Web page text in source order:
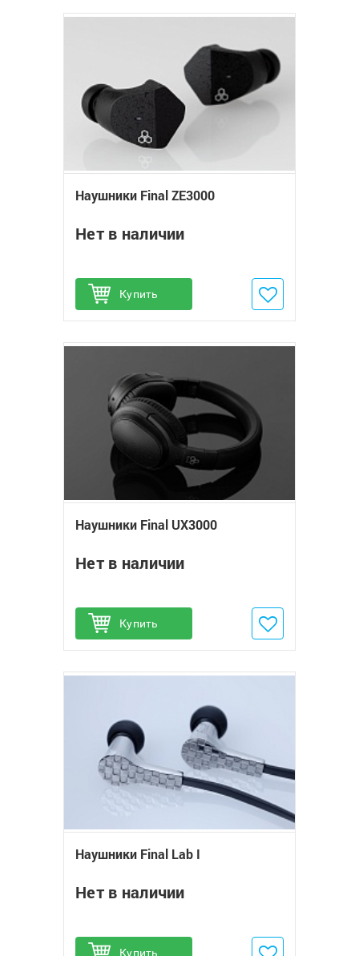
Наушники Final ZE3000
Нет в наличии
Купить
Добавить в избранное
Наушники Final UX3000
Нет в наличии
Купить
Добавить в избранное
Наушники Final Lab I
Нет в наличии
Купить
Добавить в избранное